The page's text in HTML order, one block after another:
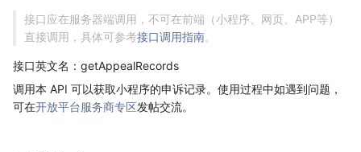
接口应在服务器端调用，不可在前端（小程序、网页、APP等）
直接调用，具体可参考接口调用指南。
接口英文名：getAppealRecords
调用本 API 可以获取小程序的申诉记录。使用过程中如遇到问题，
可在开放平台服务商专区发帖交流。